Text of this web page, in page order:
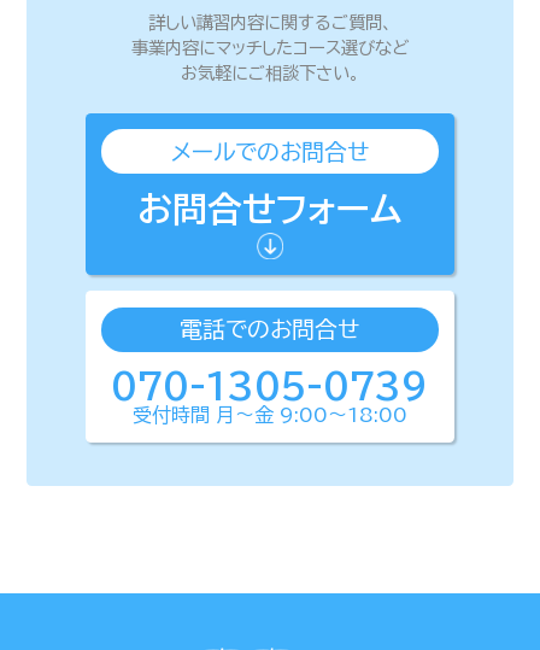
詳しい講習内容に関するご質問、
事業内容にマッチしたコース選びなど
お気軽にご相談下さい。
メールでのお問合せ
お問合せフォーム
電話でのお問合せ
070-1305-0739
受付時間 月〜金 9:00〜18:00